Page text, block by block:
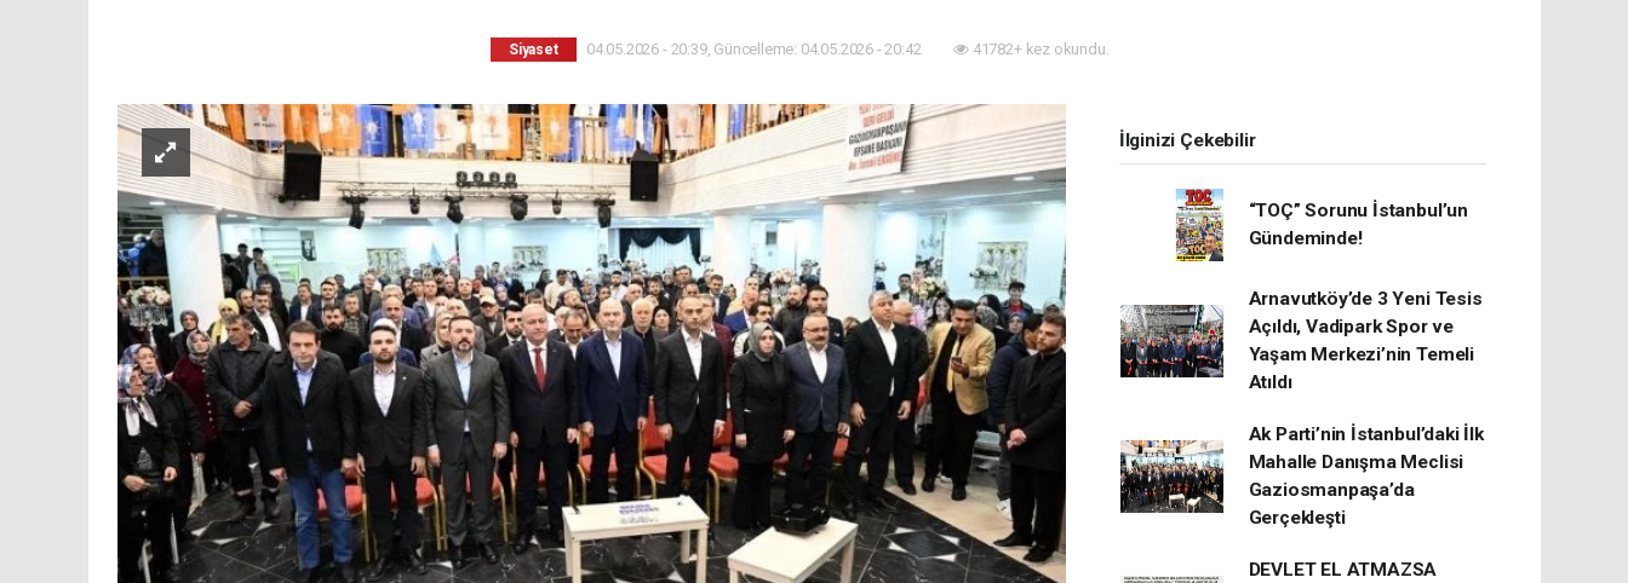
Siyaset 04.05.2026 - 20:39, Güncelleme: 04.05.2026 - 20:42 41782+ kez okundu.
İlginizi Çekebilir
“TOÇ” Sorunu İstanbul’un
Gündeminde!
Arnavutköy’de 3 Yeni Tesis
Açıldı, Vadipark Spor ve
Yaşam Merkezi’nin Temeli
Atıldı
Ak Parti’nin İstanbul’daki İlk
Mahalle Danışma Meclisi
Gaziosmanpaşa’da
Gerçekleşti
DEVLET EL ATMAZSA